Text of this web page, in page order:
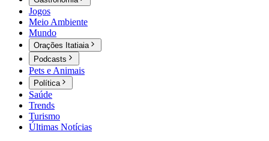
Jogos
Meio Ambiente
Mundo
Orações Itatiaia
Podcasts
Pets e Animais
Política
Saúde
Trends
Turismo
Últimas Notícias